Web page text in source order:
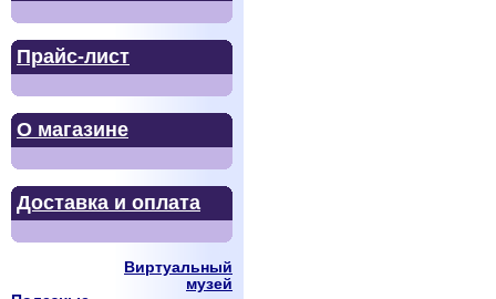
Прайс-лист
О магазине
Доставка и оплата
Виртуальный
музей